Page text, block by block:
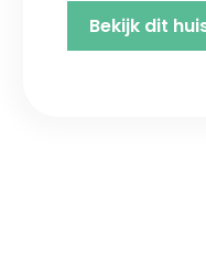
Bekijk dit